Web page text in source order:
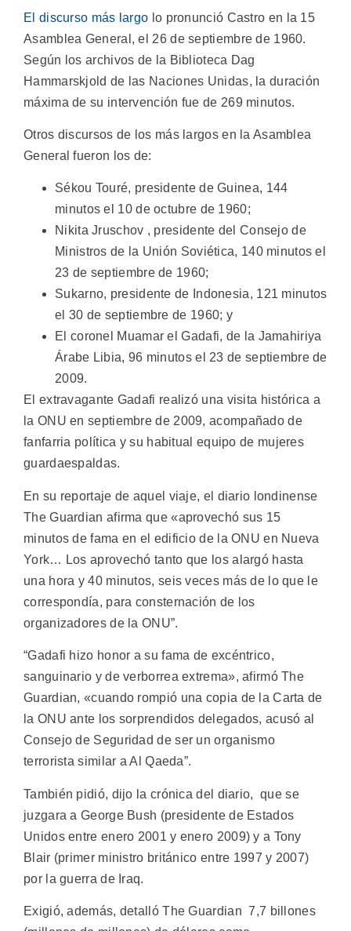
El discurso más largo lo pronunció Castro en la 15
Asamblea General, el 26 de septiembre de 1960.
Según los archivos de la Biblioteca Dag
Hammarskjold de las Naciones Unidas, la duración
máxima de su intervención fue de 269 minutos.
Otros discursos de los más largos en la Asamblea
General fueron los de:
Sékou Touré, presidente de Guinea, 144
minutos el 10 de octubre de 1960;
Nikita Jruschov , presidente del Consejo de
Ministros de la Unión Soviética, 140 minutos el
23 de septiembre de 1960;
Sukarno, presidente de Indonesia, 121 minutos
el 30 de septiembre de 1960; y
El coronel Muamar el Gadafi, de la Jamahiriya
Árabe Libia, 96 minutos el 23 de septiembre de
2009.
El extravagante Gadafi realizó una visita histórica a
la ONU en septiembre de 2009, acompañado de
fanfarria política y su habitual equipo de mujeres
guardaespaldas.
En su reportaje de aquel viaje, el diario londinense
The Guardian afirma que «aprovechó sus 15
minutos de fama en el edificio de la ONU en Nueva
York… Los aprovechó tanto que los alargó hasta
una hora y 40 minutos, seis veces más de lo que le
correspondía, para consternación de los
organizadores de la ONU”.
“Gadafi hizo honor a su fama de excéntrico,
sanguinario y de verborrea extrema», afirmó The
Guardian, «cuando rompió una copia de la Carta de
la ONU ante los sorprendidos delegados, acusó al
Consejo de Seguridad de ser un organismo
terrorista similar a Al Qaeda”.
También pidió, dijo la crónica del diario, que se
juzgara a George Bush (presidente de Estados
Unidos entre enero 2001 y enero 2009) y a Tony
Blair (primer ministro británico entre 1997 y 2007)
por la guerra de Iraq.
Exigió, además, detalló The Guardian 7,7 billones